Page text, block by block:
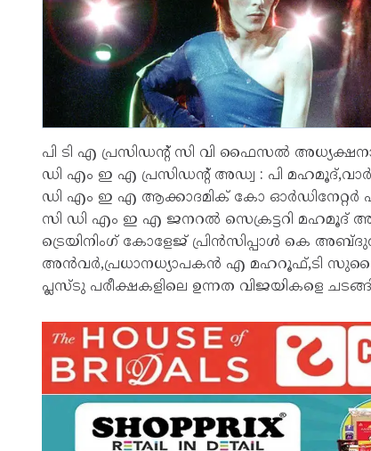
പി ടി എ പ്രസിഡന്റ് സി വി ഫൈസൽ
ഡി എം ഇ എ പ്രസിഡന്റ് അഡ്വ : പി
ഡി എം ഇ എ ആക്കാദമിക് കോ ഓർഡിനേറ്റർ
സി ഡി എം ഇ എ ജനറൽ സെക്രട്ടറി മഹമൂദ്
ട്രെയിനിംഗ് കോളേജ് പ്രിൻസിപ്പാൾ കെ
അൻവർ,പ്രധാനധ്യാപകൻ എ മഹറൂഫ്,ടി
പ്ലസ്ടു പരീക്ഷകളിലെ ഉന്നത വിജയികളെ